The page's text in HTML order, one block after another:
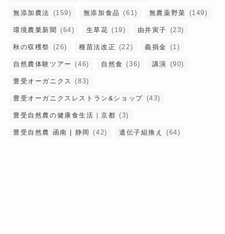
無添加農法 (159) 無添加食品 (61) 無農薬野菜 (149)
環境農業新聞 (64) 生草花 (19) 由井寅子 (23)
秋の収穫祭 (26) 種苗法改正 (22) 義捐金 (1)
自然農体験ツアー (46) 自然食 (36) 講演 (90)
豊受オーガニクス (83)
豊受オーガニクスレストラン&ショップ (43)
豊受自然農の健康食生活｜京都 (3)
豊受自然農 函南 | 静岡 (42) 遺伝子組換え (64)